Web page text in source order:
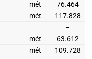
mét
76.464
mét
117.828
–
mét
63.612
mét
109.728